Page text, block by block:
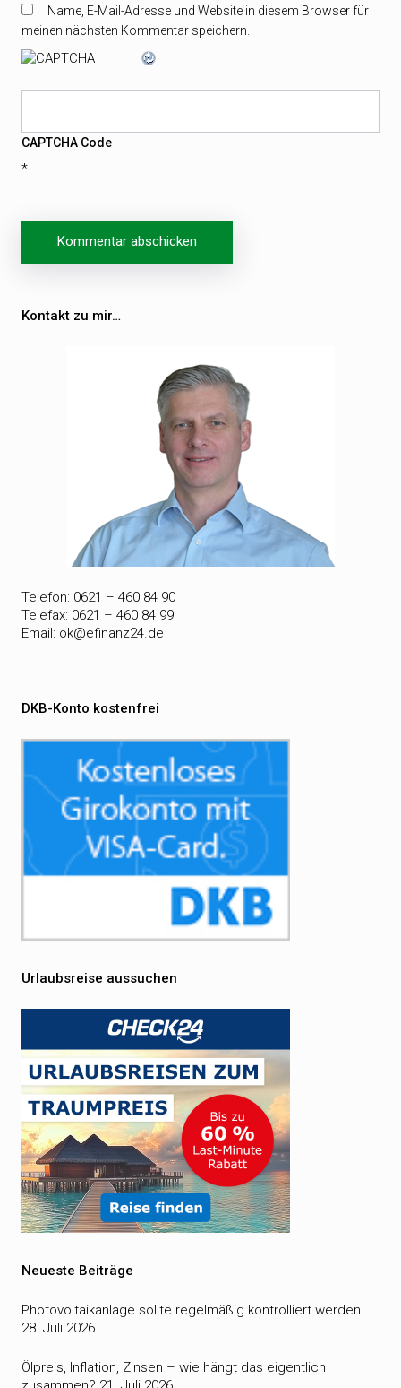
Name, E-Mail-Adresse und Website in diesem Browser für
meinen nächsten Kommentar speichern.
CAPTCHA Code
*
Beitragsnavigation
Kontakt zu mir…
Telefon: 0621 – 460 84 90
Telefax: 0621 – 460 84 99
Email: ok@efinanz24.de
DKB-Konto kostenfrei
Urlaubsreise aussuchen
Neueste Beiträge
Photovoltaikanlage sollte regelmäßig kontrolliert werden
28. Juli 2026
Ölpreis, Inflation, Zinsen – wie hängt das eigentlich